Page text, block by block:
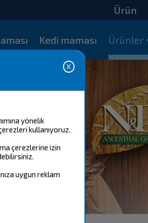
yönelik
kullanıyoruz.
çerezlerine izin
uygun reklam
Ürün
Kedi maması Ürünler